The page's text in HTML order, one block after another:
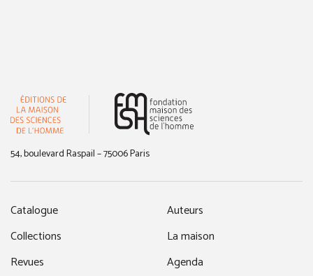
54, boulevard Raspail – 75006 Paris
Catalogue
Collections
Revues
Auteurs
La maison
Agenda